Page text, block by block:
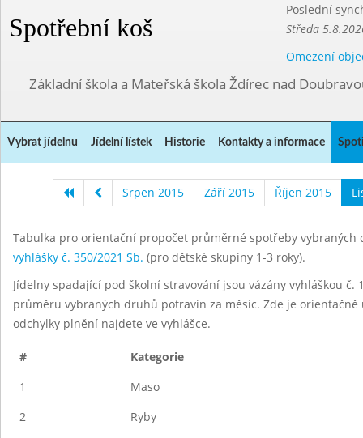
Spotřební koš
Poslední
Středa
Omezení
Základní škola a Mateřská škola Ždírec nad
Vybrat jídelnu Jídelní lístek Historie Kontakty a informace
Srpen 2015 Září 2015 Říjen 2015
Tabulka pro orientační propočet průměrné spotřeby
vyhlášky č. 350/2021 Sb. (pro dětské skupiny 1-3 roky).
Jídelny spadající pod školní stravování jsou vázány vyhláškou
průměru vybraných druhů potravin za měsíc. Zde je
odchylky plnění najdete ve vyhlášce.
#
Kategorie
1
Maso
2
Ryby